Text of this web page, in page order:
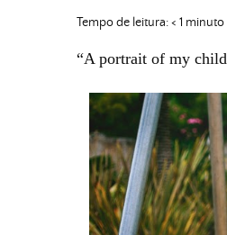
Tempo de leitura:< 1 minuto
“A portrait of my